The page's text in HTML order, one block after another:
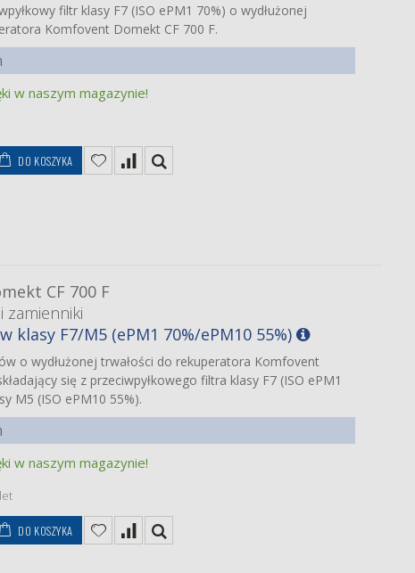
filtr klasy F7 (ISO ePM1 70%) o wydłużonej
Komfovent Domekt CF 700 F.
w naszym magazynie!
DO KOSZYKA
CF 700 F
zamienniki
klasy F7/M5 (ePM1 70%/ePM10 55%)
o wydłużonej trwałości do rekuperatora Komfovent
się z przeciwpyłkowego filtra klasy F7 (ISO ePM1
M5 (ISO ePM10 55%).
w naszym magazynie!
DO KOSZYKA